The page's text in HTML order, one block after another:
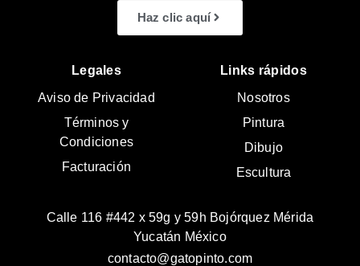
Haz clic aquí
Legales
Aviso de Privacidad
Términos y
Condiciones
Facturación
Links rápidos
Nosotros
Pintura
Dibujo
Escultura
Calle 116 #442 x 59g y 59h Bojórquez Mérida
Yucatán México
contacto@gatopinto.com